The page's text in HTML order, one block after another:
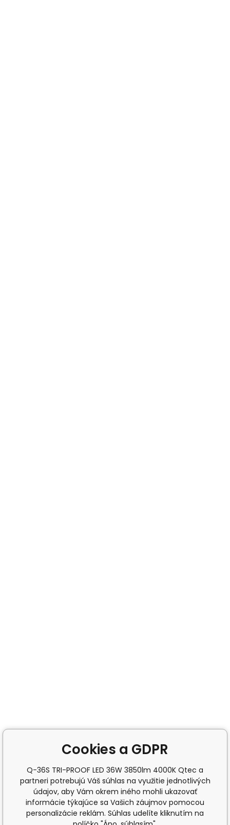
Cookies a GDPR
Q-36S TRI-PROOF LED 36W 3850lm 4000K Qtec a
partneri potrebujú Váš súhlas na využitie jednotlivých
údajov, aby Vám okrem iného mohli ukazovať
informácie týkajúce sa Vašich záujmov pomocou
personalizácie reklám. Súhlas udelíte kliknutím na